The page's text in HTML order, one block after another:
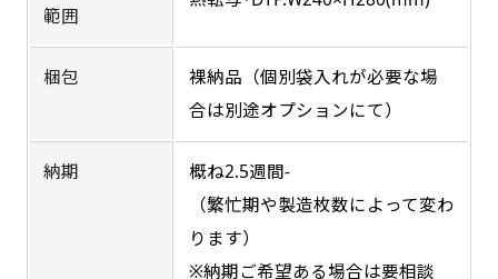
範囲
梱包
裸納品（個別袋入れが必要な場
合は別途オプションにて）
納期
概ね2.5週間-
（繁忙期や製造枚数によって変わ
ります）
※納期ご希望ある場合は要相談
駐車場などのスペースに余裕がある場所で大々的
4mまたは5mのポールが必要です。
吊り下げ旗(30x42)
駐車場などのスペースに余裕がある場所で大々的
に宣伝できます。
吊り下げ旗(42x30)
できる場合もあります。防炎加工、トロピカル
生地は対応不可です。